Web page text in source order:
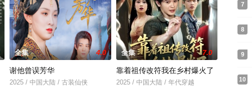
全集 4.0
谢他曾误芳华
2025 / 中国大陆 / 古装仙侠
全集 7.0
靠着祖传改符我在乡村爆火了
2025 / 中国大陆 / 年代穿越
7
8
9
10